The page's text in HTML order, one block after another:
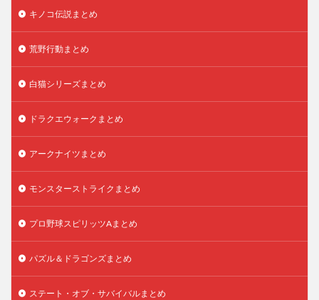
キノコ伝説まとめ
荒野行動まとめ
白猫シリーズまとめ
ドラクエウォークまとめ
アークナイツまとめ
モンスターストライクまとめ
プロ野球スピリッツAまとめ
パズル＆ドラゴンズまとめ
ステート・オブ・サバイバルまとめ